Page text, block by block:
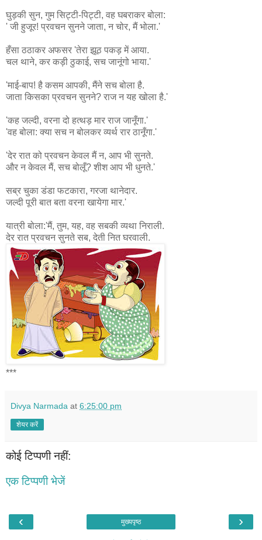
घुड़की सुन, गुम सिट्टी-पिट्टी, वह घबराकर बोला:
' जी हुजूर! प्रवचन सुनने जाता, न चोर, मैं भोला.'
हँसा ठठाकर अफसर 'तेरा झूठ पकड़ में आया.
चल थाने, कर कड़ी ठुकाई, सच जानूंगो भाया.'
'माई-बाप! है कसम आपकी, मैंने सच बोला है.
जाता किसका प्रवचन सुनने? राज न यह खोला है.'
'कह जल्दी, वरना दो हत्थड़ मार राज जानूँगा.'
'वह बोला: क्या सच न बोलकर व्यर्थ रार ठानूँगा.'
'देर रात को प्रवचन केवल मैं न, आप भी सुनते.
और न केवल मैं, सच बोलूँ? शीश आप भी धुनते.'
सब्र चुका डंडा फटकारा, गरजा थानेदार.
जल्दी पूरी बात बता वरना खायेगा मार.'
यात्री बोला:'मैं, तुम, यह, वह सबकी व्यथा निराली.
देर रात प्रवचन सुनते सब, देती नित घरवाली.
***
Divya Narmada at 6:25:00 pm
शेयर करें
कोई टिप्पणी नहीं:
एक टिप्पणी भेजें
‹ ›
मुख्यपृष्ठ